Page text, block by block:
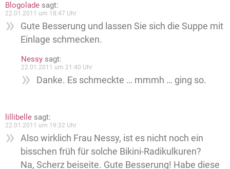
Blogolade sagt:
22.01.2011 um 18:47 Uhr
Gute Besserung und lassen Sie sich die Suppe mit
Einlage schmecken.
Nessy sagt:
22.01.2011 um 21:40 Uhr
Danke. Es schmeckte … mmmh … ging so.
lillibelle sagt:
22.01.2011 um 19:32 Uhr
Also wirklich Frau Nessy, ist es nicht noch ein
bisschen früh für solche Bikini-Radikulkuren?
Na, Scherz beiseite. Gute Besserung! Habe diese